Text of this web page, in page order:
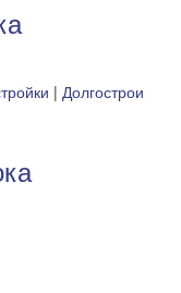
| Долгострои